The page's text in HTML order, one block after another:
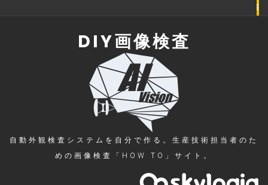
DIY画像検査
自動外観検査システムを自分で作る。生産技術担当者のた
めの画像検査「HOW TO」サイト。